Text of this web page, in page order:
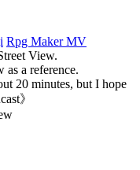
Rpg Maker MV
View.
as a reference.
20 minutes, but I hope
》